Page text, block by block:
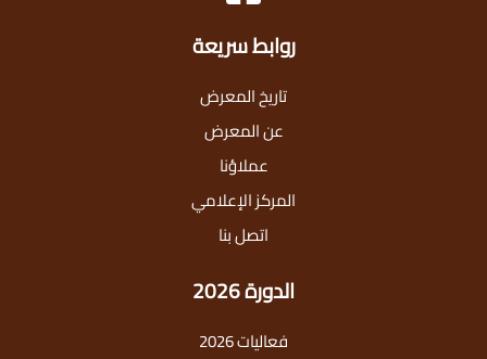
روابط سريعة
تاريخ المعرض
عن المعرض
عملاؤنا
المركز الإعلامي
اتصل بنا
الدورة 2026
فعاليات 2026